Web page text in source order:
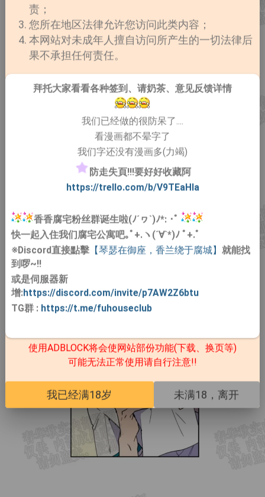
责；
您所在地区法律允许您访问此类内容；
本网站对未成年人擅自访问所产生的一切法律后
果不承担任何责任。
拜托大家看看各种签到、请奶茶、意见反馈详情
我们已经做的很防呆了....
看漫画都不晕字了
我们字还没有漫画多(力竭)
防走失頁!!!要好好收藏阿
https://trello.com/b/V9TEaHIa
香香腐宅粉丝群诞生啦(ﾉ´ヮ`)ﾉ*: ･ﾟ
快一起入住我们腐宅公寓吧｡ﾟ+.ヽ(´∀`*)ﾉ ﾟ+.ﾟ
※Discord直接點擊【琴瑟在御座，香兰绕于腐城】 就能找
到啰~!!
或是伺服器新
增:https://discord.com/invite/p7AW2Z6btu
TG群: https://t.me/fuhouseclub
使用ADBLOCK将会使网站部份功能(下载、换页等)
可能无法正常使用请自行注意!!
我已经满18岁 未满18，离开